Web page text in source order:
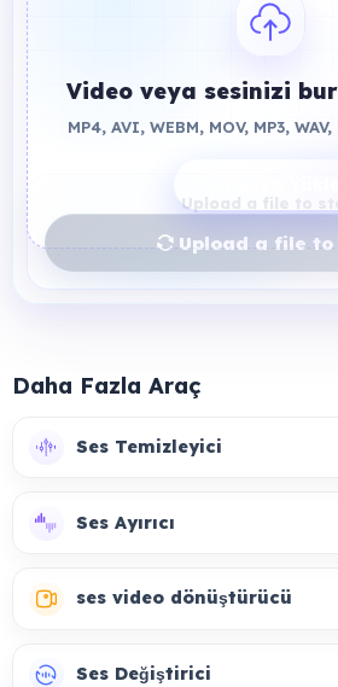
Video veya sesinizi
MP4, AVI, WEBM, MOV, MP3,
Upload a file to
Upload a file
Daha Fazla Araç
Ses Temizleyici
Ses Ayırıcı
ses video dönüştürücü
Ses Değiştirici